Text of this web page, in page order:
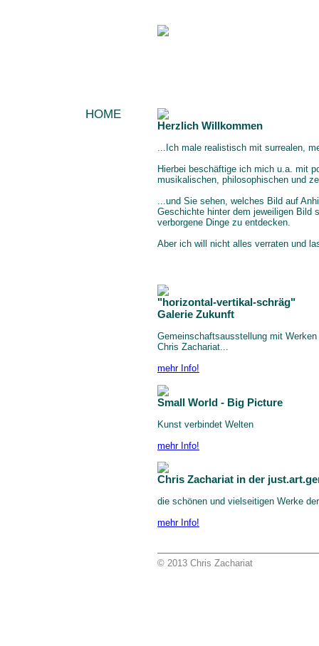
HOME
Herzlich Willkommen
...Ich male realistisch mit surrealen,
Hierbei beschäftige ich mich u.a. mit
musikalischen, philosophischen und
...und Sie sehen, welches Bild auf
Geschichte hinter dem jeweiligen Bild
verborgene Dinge zu entdecken.
Aber ich will nicht alles verraten und
"horizontal-vertikal-schräg"
Galerie Zukunft
Gemeinschaftsausstellung mit
Chris Zachariat...
mehr Info!
Small World - Big Picture
Kunst verbindet Welten
mehr Info!
Chris Zachariat in der
die schönen und vielseitigen Werke
mehr Info!
© 2013 Chris Zachariat